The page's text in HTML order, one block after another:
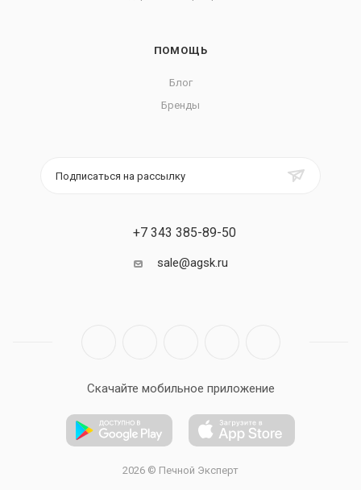
ПОМОЩЬ
Блог
Бренды
Подписаться на рассылку
+7 343 385-89-50
sale@agsk.ru
Скачайте мобильное приложение
2026 © Печной Эксперт